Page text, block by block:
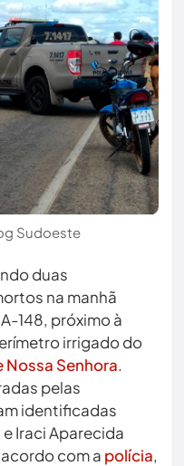
Sudoeste
duas
na manhã
148, próximo à
irrigado do
Nossa Senhora.
pelas
identificadas
Iraci Aparecida
com a polícia,